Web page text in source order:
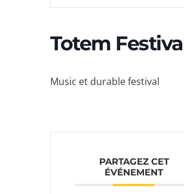
Totem
Music et durable festival
PARTAGEZ CET
ÉVÉNEMENT